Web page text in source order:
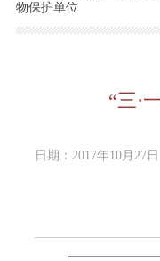
物保护单位
“三·
日期：2017年10月27日